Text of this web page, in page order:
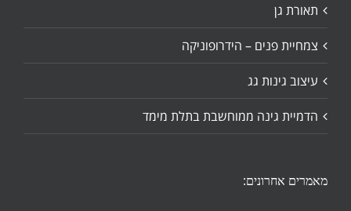
תאורת גן
צמחיית פנים – הידרופוניקה
עיצוב גינות גג
הדמיית גינה ממוחשבת בתלת מימד
מאמרים אחרונים: